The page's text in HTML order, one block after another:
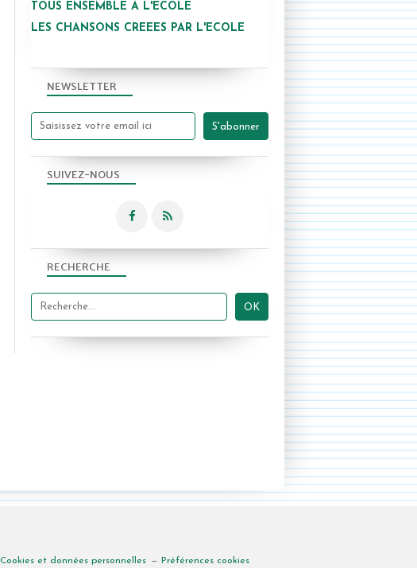
NEWSLETTER
SUIVEZ-NOUS
RECHERCHE
TOUS ENSEMBLE A L'ECOLE
LES CHANSONS CREEES PAR L'ECOLE
Cookies et données personnelles Préférences cookies